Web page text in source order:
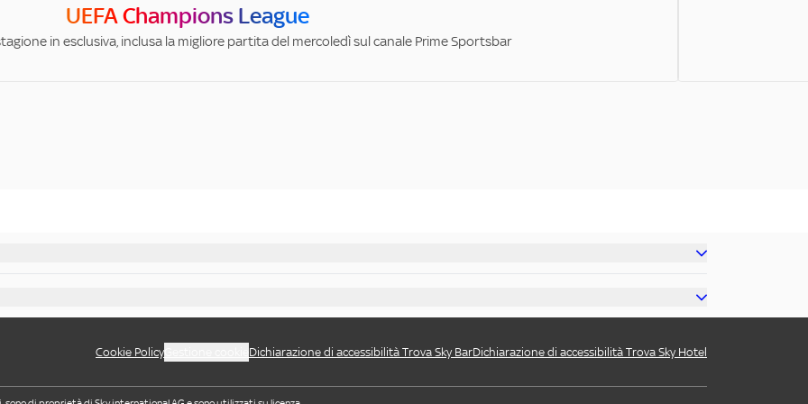
UEFA Champions League
in esclusiva, inclusa la migliore partita del mercoledì sul canale Prime Sportsbar
Cookie Policy Dichiarazione di accessibilità Trova Sky BarDichiarazione di accessibilità Trova Sky Hotel